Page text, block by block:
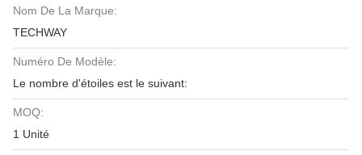
Nom De La Marque:
TECHWAY
Numéro De Modèle:
Le nombre d'étoiles est le suivant:
MOQ:
1 Unité